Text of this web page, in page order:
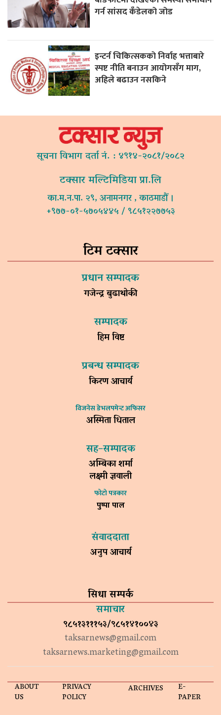
गर्न सांसद कँडेलको जोड
इन्टर्न चिकित्सकको निर्वाह भत्ताबारे
स्पष्ट नीति बनाउन आयोगसँग माग,
अहिले बढाउन नसकिने
सूचना विभाग दर्ता नं. : ४९१४-२०८१/२०८२
टक्सार मल्टिमिडिया प्रा.लि
का.म.न.पा. २९, अनामनगर , काठमाडौं ।
+९७७-०१-५७०५४४५ / ९८५१२२७७५३
टिम टक्सार
प्रधान सम्पादक
गजेन्द्र बुढाथोकी
सम्पादक
हिम विष्ट
प्रबन्ध सम्पादक
किरण आचार्य
विजनेस डेभलपमेन्ट अफिसर
अस्मिता धिताल
सह–सम्पादक
अम्बिका शर्मा
लक्ष्मी ज्ञवाली
फोटो पत्रकार
पुष्पा पाल
संवाददाता
अनुप आचार्य
सिधा सम्पर्क
समाचार
९८५१३१११५३/९८५१४१००४३
taksarnews@gmail.com
taksarnews.marketing@gmail.com
ABOUT
US
PRIVACY
POLICY
ARCHIVES E-
PAPER